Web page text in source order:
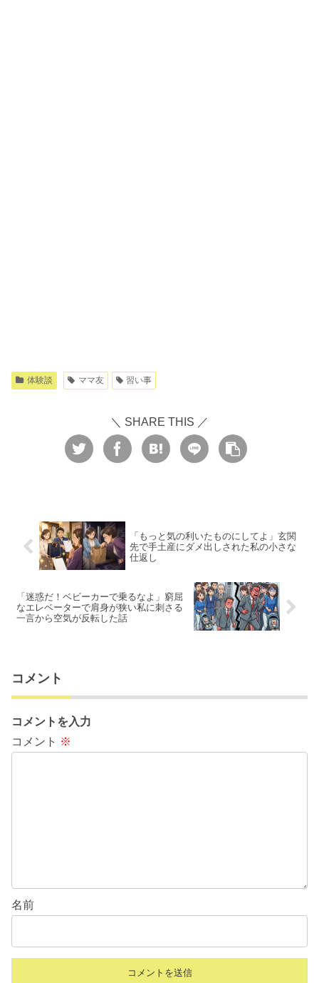
体験談 ママ友 習い事
＼ SHARE THIS ／
「もっと気の利いたものにしてよ」玄関
先で手土産にダメ出しされた私の小さな
仕返し
「迷惑だ！ベビーカーで乗るなよ」窮屈
なエレベーターで肩身が狭い私に刺さる
一言から空気が反転した話
コメント
コメントを入力
コメント ※
名前